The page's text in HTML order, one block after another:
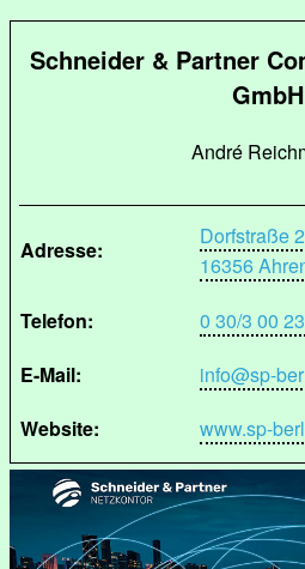
Schneider & Partner
GmbH
André
Adresse:
Dorfstraße
16356
Telefon:
0 30/3 00
E-Mail:
info@sp-
Website:
www.sp-